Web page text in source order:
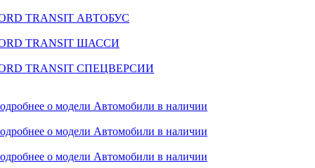
TRANSIT АВТОБУС
TRANSIT ШАССИ
TRANSIT СПЕЦВЕРСИИ
о модели Автомобили в наличии
о модели Автомобили в наличии
о модели Автомобили в наличии